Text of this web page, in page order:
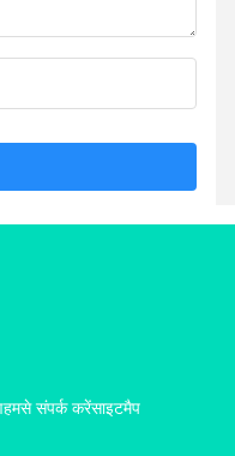
हमसे संपर्क करेंसाइटमैप